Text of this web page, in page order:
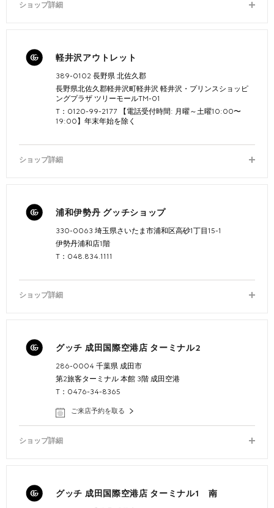
ショップ詳細
軽井沢アウトレット
389-0102 長野県 北佐久郡
長野県北佐久郡軽井沢町軽井沢 軽井沢・プリンスショッピ
ングプラザ ツリーモールTM-01
T：0120-99-2177 【電話受付時間: 月曜～土曜10:00〜
19:00】年末年始を除く
ショップ詳細
浦和伊勢丹 グッチショップ
330-0063 埼玉県さいたま市浦和区高砂1丁目15-1
伊勢丹浦和店1階
T：048.834.1111
ショップ詳細
グッチ 成田国際空港店 ターミナル2
286-0004 千葉県 成田市
第2旅客ターミナル 本館 3階 成田空港
T：0476-34-8365
ご来店予約を取る
ショップ詳細
グッチ 成田国際空港店 ターミナル1 南